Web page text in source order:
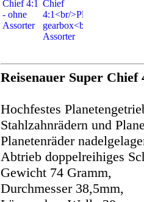
Reisenauer Super
Hochfestes
Stahlzahnrädern und
Planetenräder
Abtrieb doppelreihiges
Gewicht 74 Gramm,
Durchmesser 38,5mm,